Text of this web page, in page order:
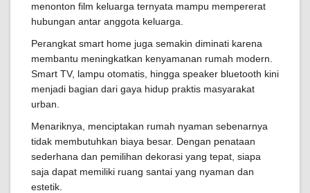
menonton film keluarga ternyata mampu mempererat
hubungan antar anggota keluarga.
Perangkat smart home juga semakin diminati karena
membantu meningkatkan kenyamanan rumah modern.
Smart TV, lampu otomatis, hingga speaker bluetooth kini
menjadi bagian dari gaya hidup praktis masyarakat
urban.
Menariknya, menciptakan rumah nyaman sebenarnya
tidak membutuhkan biaya besar. Dengan penataan
sederhana dan pemilihan dekorasi yang tepat, siapa
saja dapat memiliki ruang santai yang nyaman dan
estetik.